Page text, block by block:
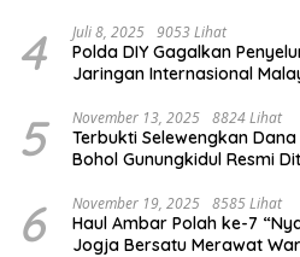
4 Juli 8, 2025 9053 Lihat
Polda DIY Gagalkan
Jaringan Internasional
5 November 13, 2025 8824 Lihat
Terbukti Selewengkan
Bohol Gunungkidul Resmi
6 November 19, 2025 8585 Lihat
Haul Ambar Polah ke-7
Jogja Bersatu Merawat